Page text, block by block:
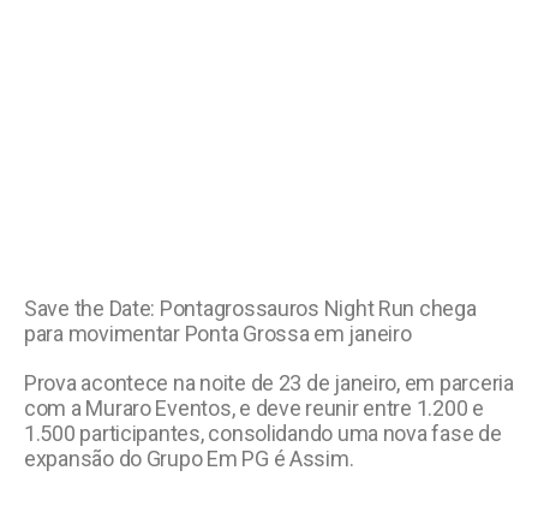
Save the Date: Pontagrossauros Night Run chega
para movimentar Ponta Grossa em janeiro
Prova acontece na noite de 23 de janeiro, em parceria
com a Muraro Eventos, e deve reunir entre 1.200 e
1.500 participantes, consolidando uma nova fase de
expansão do Grupo Em PG é Assim.